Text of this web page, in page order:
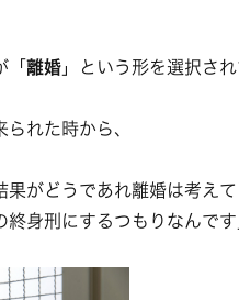
「 離婚」という形を選択さ
れた時から、
果がどうであれ離婚は考え
身刑にするつもりなんです